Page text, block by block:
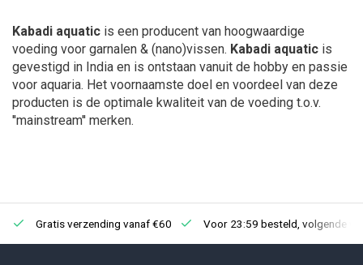
Kabadi aquatic is een producent van hoogwaardige
voeding voor garnalen & (nano)vissen. Kabadi aquatic is
gevestigd in India en is ontstaan vanuit de hobby en passie
voor aquaria. Het voornaamste doel en voordeel van deze
producten is de optimale kwaliteit van de voeding t.o.v.
''mainstream'' merken.
Gratis verzending vanaf €60 Voor 23:59 besteld, volgende